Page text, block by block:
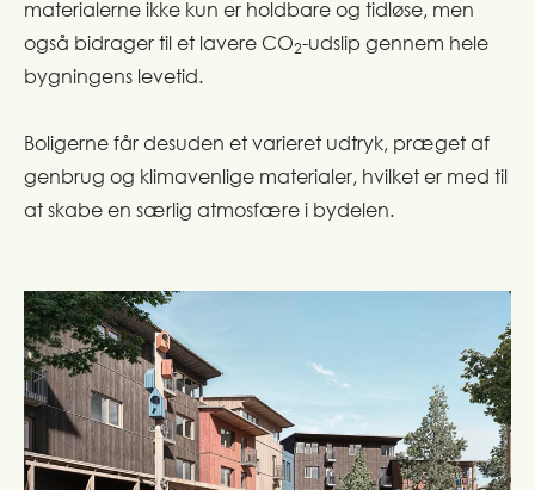
materialerne ikke kun er holdbare og tidløse, men
også bidrager til et lavere CO2-udslip gennem hele
bygningens levetid.
Boligerne får desuden et varieret udtryk, præget af
genbrug og klimavenlige materialer, hvilket er med til
at skabe en særlig atmosfære i bydelen.